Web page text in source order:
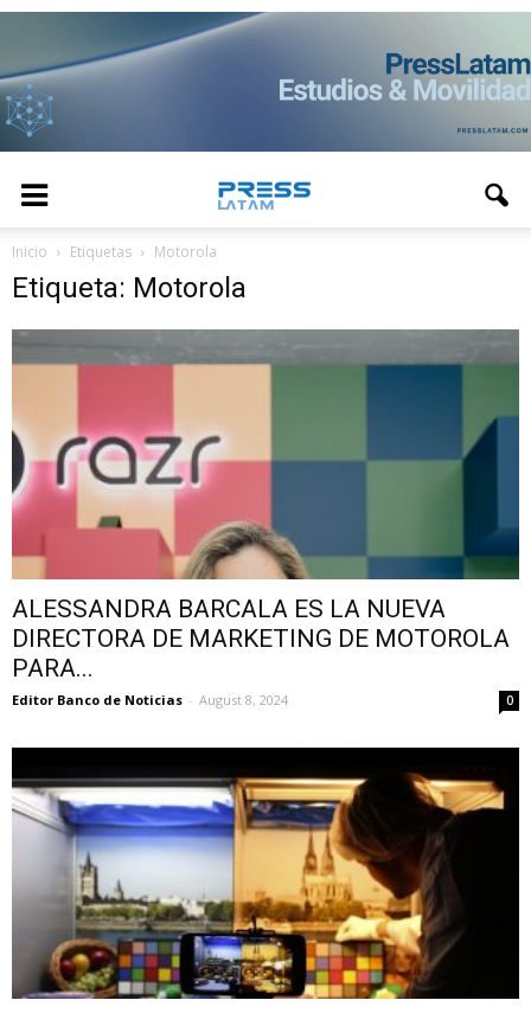
Inicio Etiquetas Motorola
Etiqueta: Motorola
ALESSANDRA BARCALA ES LA NUEVA
DIRECTORA DE MARKETING DE MOTOROLA
PARA...
Editor Banco de Noticias - August 8, 2024 0